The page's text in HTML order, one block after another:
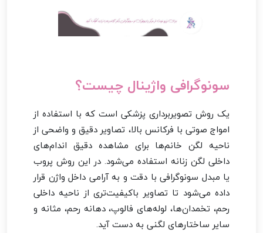
سونوگرافی واژینال چیست؟
یک روش تصویربرداری پزشکی است که با استفاده از
امواج صوتی با فرکانس بالا، تصاویر دقیق و واضحی از
ناحیه لگن خانم‌ها برای مشاهده دقیق اندام‌های
داخلی لگن زنانه استفاده می‌شود. در این روش پروب
یا مبدل سونوگرافی با دقت و به‌ آرامی داخل واژن قرار
داده می‌شود تا تصاویر باکیفیت‌تری از ناحیه داخلی
رحم، تخمدان‌ها، لوله‌های فالوپ، دهانه رحم، مثانه و
سایر ساختارهای لگنی به دست آید.